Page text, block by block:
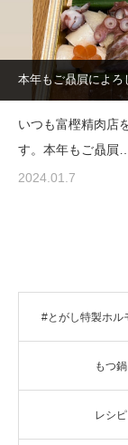
本年もご贔屓によろ
いつも富樫精肉店
す。本年もご贔屓…
2024.01.7
#とがし特製ホル
もつ鍋
レシピ